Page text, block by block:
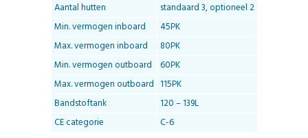
Aantal hutten
standaard 3, optioneel 2
Min. vermogen inboard
45PK
Max. vermogen inboard
80PK
Min. vermogen outboard
60PK
Max. vermogen outboard 115PK
Bandstoftank
120 – 139L
CE categorie
C-6